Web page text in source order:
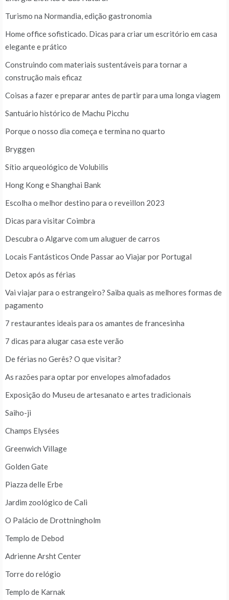
Turismo na Normandia, edição gastronomia
Home office sofisticado. Dicas para criar um escritório em casa
elegante e prático
Construindo com materiais sustentáveis para tornar a
construção mais eficaz
Coisas a fazer e preparar antes de partir para uma longa viagem
Santuário histórico de Machu Picchu
Porque o nosso dia começa e termina no quarto
Bryggen
Sítio arqueológico de Volubilis
Hong Kong e Shanghai Bank
Escolha o melhor destino para o reveillon 2023
Dicas para visitar Coimbra
Descubra o Algarve com um aluguer de carros
Locais Fantásticos Onde Passar ao Viajar por Portugal
Detox após as férias
Vai viajar para o estrangeiro? Saiba quais as melhores formas de
pagamento
7 restaurantes ideais para os amantes de francesinha
7 dicas para alugar casa este verão
De férias no Gerês? O que visitar?
As razões para optar por envelopes almofadados
Exposição do Museu de artesanato e artes tradicionais
Saiho-ji
Champs Elysées
Greenwich Village
Golden Gate
Piazza delle Erbe
Jardim zoológico de Cali
O Palácio de Drottningholm
Templo de Debod
Adrienne Arsht Center
Torre do relógio
Templo de Karnak